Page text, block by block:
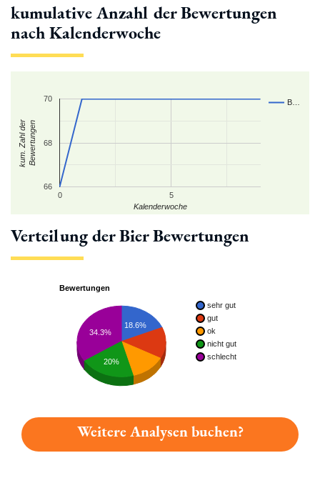
kumulative Anzahl der Bewertungen
nach Kalenderwoche
B…
0 5
66
68
70
Kalenderwoche
kum. Zahl derBewertungen
Verteilung der Bier Bewertungen
Bewertungen
sehr gut
gut
ok
nicht gut
schlecht
18.6%
34.3%
20%
Weitere Analysen buchen?